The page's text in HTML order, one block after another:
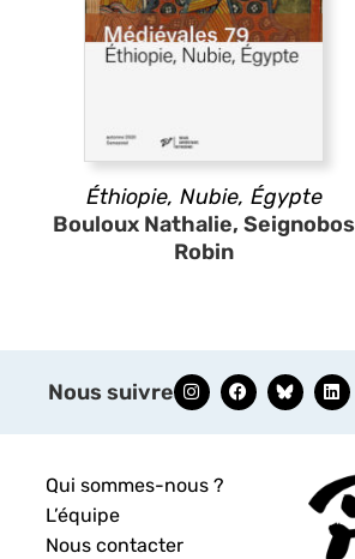
Éthiopie, Nubie, Égypte
Bouloux Nathalie, Seignobos
Robin
Nous suivre
Qui sommes-nous ?
L’équipe
Nous contacter